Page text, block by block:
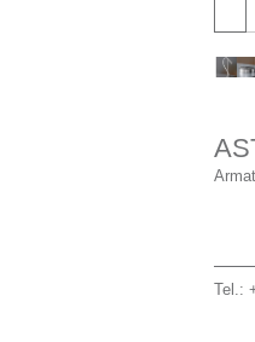
Tel.: